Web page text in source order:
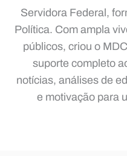
Servidora Federal,
Política. Com ampla
públicos, criou o
suporte completo
notícias, análises de
e motivação para